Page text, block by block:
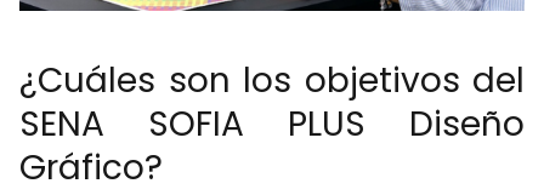
¿Cuáles son los objetivos del
SENA SOFIA PLUS Diseño
Gráfico?